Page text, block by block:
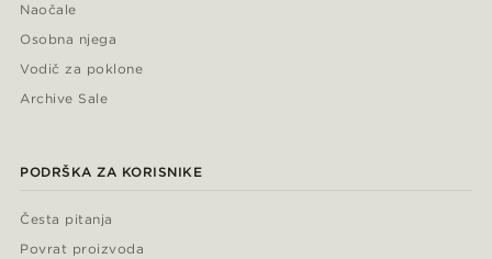
Naočale
Osobna njega
Vodič za poklone
Archive Sale
PODRŠKA ZA KORISNIKE
Česta pitanja
Povrat proizvoda